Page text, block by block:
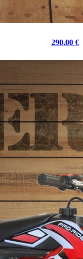
290,00 €